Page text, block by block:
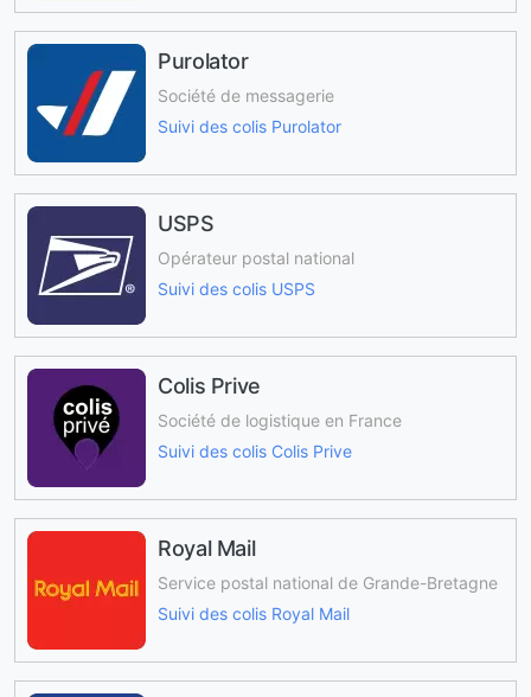
Purolator
Société de messagerie
Suivi des colis Purolator
USPS
Opérateur postal national
Suivi des colis USPS
Colis Prive
Société de logistique en France
Suivi des colis Colis Prive
Royal Mail
Service postal national de Grande-Bretagne
Suivi des colis Royal Mail